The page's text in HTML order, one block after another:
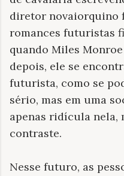
diretor novaiorquino
romances futuristas
quando Miles
depois, ele se
futurista, como se
sério, mas em uma
apenas ridícula nela,
contraste.
Nesse futuro, as